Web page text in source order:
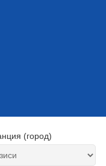
(город)